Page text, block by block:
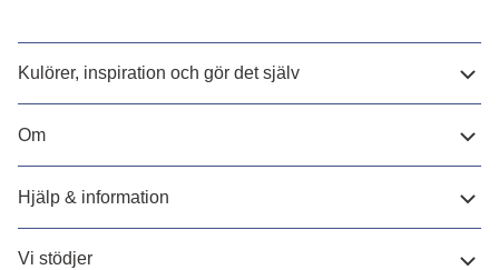
Kulörer, inspiration och gör det själv
Om
Hjälp & information
Vi stödjer